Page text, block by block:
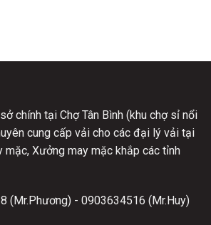
chính tại Chợ Tân Bình (khu chợ sỉ nổi
cung cấp vải cho các đại lý vải tại
mặc, Xưởng may mặc khắp các tỉnh
(Mr.Phương) - 0903634516 (Mr.Huy)